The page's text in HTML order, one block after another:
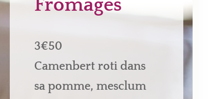
Fromages
3€50
Camenbert roti dans
sa pomme, mesclum